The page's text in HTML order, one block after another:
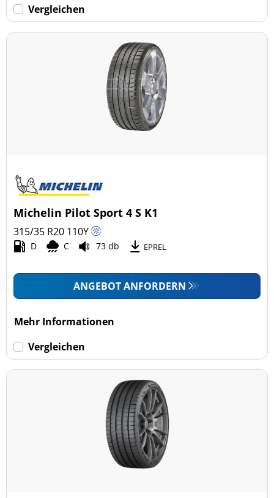
Vergleichen
Michelin Pilot Sport 4 S K1
315/35 R20 110Y
D C 73 db EPREL
ANGEBOT ANFORDERN
Mehr Informationen
Vergleichen